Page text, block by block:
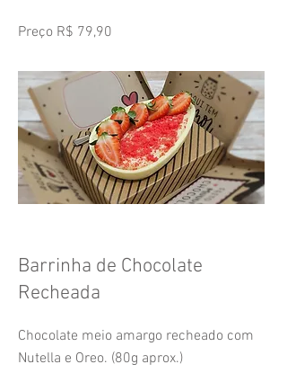
Preço R$ 79,90
Barrinha de Chocolate
Recheada
Chocolate meio amargo recheado com
Nutella e Oreo. (80g aprox.)